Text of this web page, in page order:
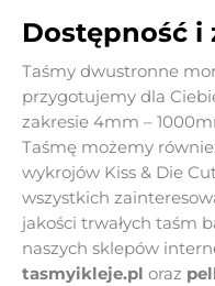
Dostępność i
Taśmy dwustronne
przygotujemy dla
zakresie 4mm –
Taśmę możemy
wykrojów Kiss & Die
wszystkich
jakości trwałych taśm
naszych sklepów
tasmyikleje.pl oraz